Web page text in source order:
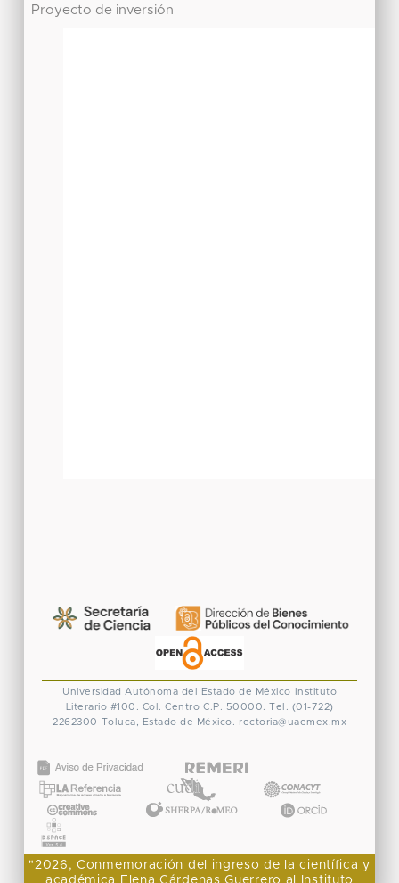
Proyecto de inversión
Universidad Autónoma del Estado de México
Instituto
Literario #100. Col. Centro C.P. 50000. Tel. (01-722)
2262300 Toluca, Estado de México. rectoria@uaemex.mx
"2026, Conmemoración del ingreso de la científica y
académica Elena Cárdenas Guerrero al Instituto